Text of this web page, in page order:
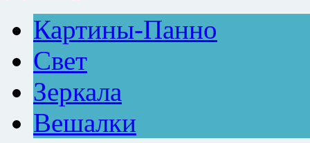
Картины-Панно
Свет
Зеркала
Вешалки